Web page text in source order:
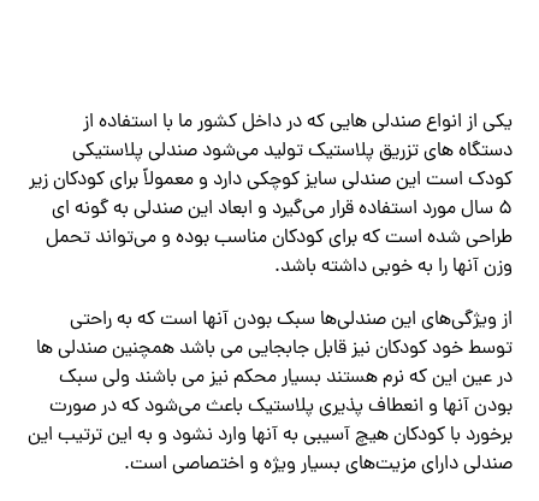
یکی از انواع صندلی هایی که در داخل کشور ما با استفاده از
دستگاه های تزریق پلاستیک تولید می‌شود صندلی پلاستیکی
کودک است این صندلی سایز کوچکی دارد و معمولاً برای کودکان زیر
۵ سال مورد استفاده قرار می‌گیرد و ابعاد این صندلی به گونه ای
طراحی شده است که برای کودکان مناسب بوده و می‌تواند تحمل
وزن آنها را به خوبی داشته باشد.
از ویژگی‌های این صندلی‌ها سبک بودن آنها است که به راحتی
توسط خود کودکان نیز قابل جابجایی می باشد همچنین صندلی ها
در عین این که نرم هستند بسیار محکم نیز می باشند ولی سبک
بودن آنها و انعطاف پذیری پلاستیک باعث می‌شود که در صورت
برخورد با کودکان هیچ آسیبی به آنها وارد نشود و به این ترتیب این
صندلی دارای مزیت‌های بسیار ویژه و اختصاصی است.